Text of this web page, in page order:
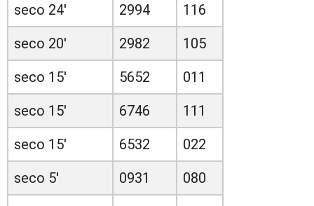
seco 24'
2994
116
seco 20'
2982
105
seco 15'
5652
011
seco 15'
6746
111
seco 15'
6532
022
seco 5'
0931
080